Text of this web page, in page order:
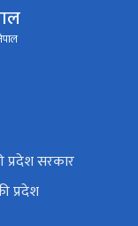
प्रदेश सरकार
प्रदेश